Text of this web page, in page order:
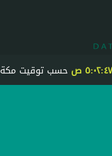
٥:٠٢:٤٨ ص حسب توقيت مكة